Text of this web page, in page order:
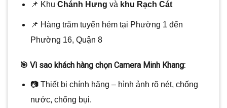
📌 Khu Chánh Hưng và khu Rạch Cát
📌 Hàng trăm tuyến hẻm tại Phường 1 đến
Phường 16, Quận 8
🎯 Vì sao khách hàng chọn Camera Minh Khang:
📷 Thiết bị chính hãng – hình ảnh rõ nét, chống
nước, chống bụi.